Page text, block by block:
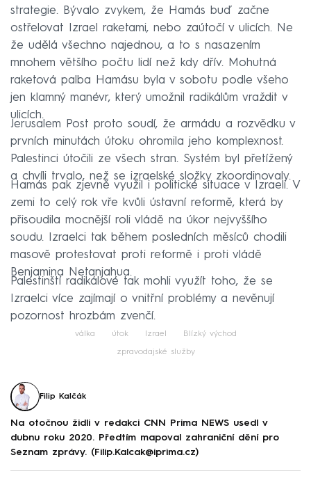
strategie. Bývalo zvykem, že Hamás buď začne
ostřelovat Izrael raketami, nebo zaútočí v ulicích. Ne
že udělá všechno najednou, a to s nasazením
mnohem většího počtu lidí než kdy dřív. Mohutná
raketová palba Hamásu byla v sobotu podle všeho
jen klamný manévr, který umožnil radikálům vraždit v
ulicích.
Jerusalem Post proto soudí, že armádu a rozvědku v
prvních minutách útoku ohromila jeho komplexnost.
Palestinci útočili ze všech stran. Systém byl přetížený
a chvíli trvalo, než se izraelské složky zkoordinovaly.
Hamás pak zjevně využil i politické situace v Izraeli. V
zemi to celý rok vře kvůli ústavní reformě, která by
přisoudila mocnější roli vládě na úkor nejvyššího
soudu. Izraelci tak během posledních měsíců chodili
masově protestovat proti reformě i proti vládě
Benjamina Netanjahua.
Palestinští radikálové tak mohli využít toho, že se
Izraelci více zajímají o vnitřní problémy a nevěnují
pozornost hrozbám zvenčí.
válka útok Izrael Blízký východ
zpravodajské služby
Filip Kalčák
Na otočnou židli v redakci CNN Prima NEWS usedl v
dubnu roku 2020. Předtím mapoval zahraniční dění pro
Seznam zprávy. (Filip.Kalcak@iprima.cz)